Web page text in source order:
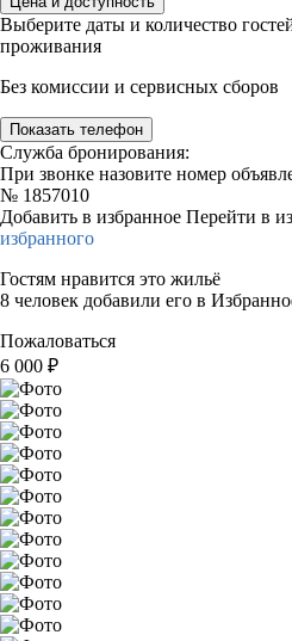
Выберите даты и количество
проживания
Без комиссии и сервисных сборов
Показать телефон
Служба бронирования:
При звонке назовите номер
№ 1857010
Добавить в избранное Перейти в
избранного
Гостям нравится это жильё
8 человек добавили его в
Пожаловаться
6 000 ₽